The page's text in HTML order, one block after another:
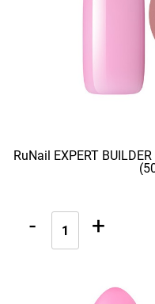
RuNail EXPERT
- +